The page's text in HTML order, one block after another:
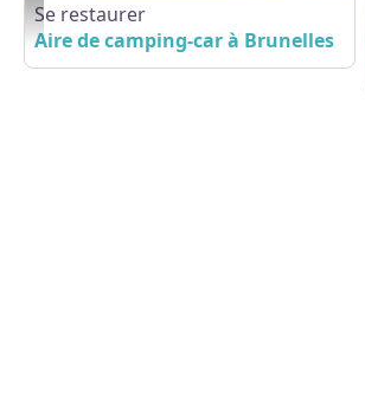
Aire de camping-cars - CDT 28
Se restaurer
Aire de camping-car à Brunelles